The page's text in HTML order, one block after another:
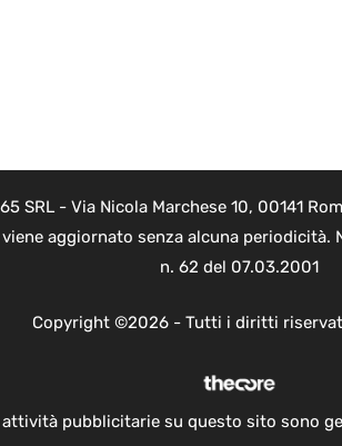
SRL - Via Nicola Marchese 10, 00141
aggiornato senza alcuna
n. 62 del 07.03.2001
Copyright ©2026 - Tutti i diritti
attività pubblicitarie su questo sito sono